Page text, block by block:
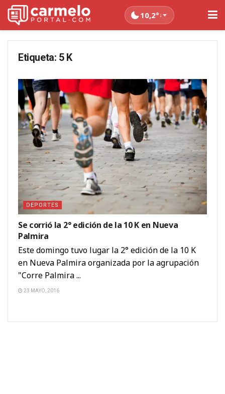
10,2°↓
Etiqueta: 5 K
DEPORTES
Se corrió la 2° edición de la 10 K en Nueva
Palmira
Este domingo tuvo lugar la 2° edición de la 10 K
en Nueva Palmira organizada por la agrupación
"Corre Palmira ...
23 MAYO, 2016